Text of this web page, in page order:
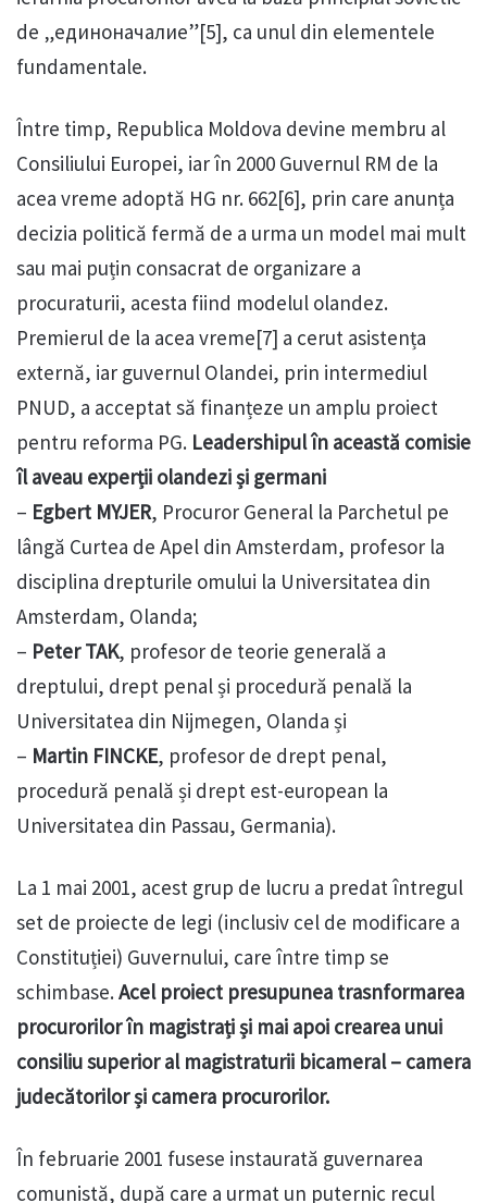
de „единоначалие”[5], ca unul din elementele
fundamentale.
Între timp, Republica Moldova devine membru al
Consiliului Europei, iar în 2000 Guvernul RM de la
acea vreme adoptă HG nr. 662[6], prin care anunța
decizia politică fermă de a urma un model mai mult
sau mai puțin consacrat de organizare a
procuraturii, acesta fiind modelul olandez.
Premierul de la acea vreme[7] a cerut asistența
externă, iar guvernul Olandei, prin intermediul
PNUD, a acceptat să finanțeze un amplu proiect
pentru reforma PG. Leadershipul în această comisie
îl aveau experții olandezi și germani
– Egbert MYJER, Procuror General la Parchetul pe
lângă Curtea de Apel din Amsterdam, profesor la
disciplina drepturile omului la Universitatea din
Amsterdam, Olanda;
– Peter TAK, profesor de teorie generală a
dreptului, drept penal și procedură penală la
Universitatea din Nijmegen, Olanda și
– Martin FINCKE, profesor de drept penal,
procedură penală și drept est-european la
Universitatea din Passau, Germania).
La 1 mai 2001, acest grup de lucru a predat întregul
set de proiecte de legi (inclusiv cel de modificare a
Constituției) Guvernului, care între timp se
schimbase.Acel proiect presupunea trasnformarea
procurorilor în magistrați și mai apoi crearea unui
consiliu superior al magistraturii bicameral – camera
judecătorilor și camera procurorilor.
În februarie 2001 fusese instaurată guvernarea
comunistă, după care a urmat un puternic recul